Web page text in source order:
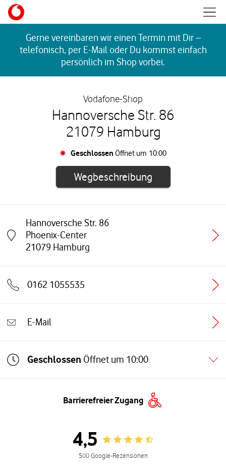
Skip to content
Gerne vereinbaren wir einen Termin mit Dir –
telefonisch, per E-Mail oder Du kommst einfach
persönlich im Shop vorbei.
Vodafone-Shop
Hannoversche Str. 86
21079 Hamburg
Geschlossen Öffnet um 10:00
WegbeschreibungLink öffnet in
Hannoversche Str. 86
Phoenix-Center
21079 Hamburg
Link öffnet in einem neuen Tab
0162 1055535
E-Mail
Geschlossen Öffnet um 10:00
Barrierefreier Zugang
4,5 Rating 4.5
500 Google-Rezensionen